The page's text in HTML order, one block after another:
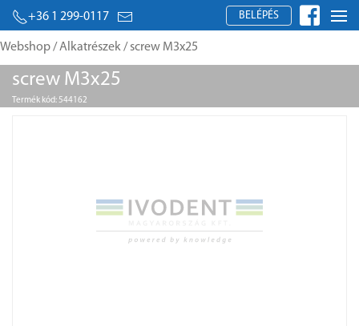
+36 1 299-0117 BELÉPÉS
Webshop/Alkatrészek/ screw M3x25
screw M3x25
Termék kód: 544162